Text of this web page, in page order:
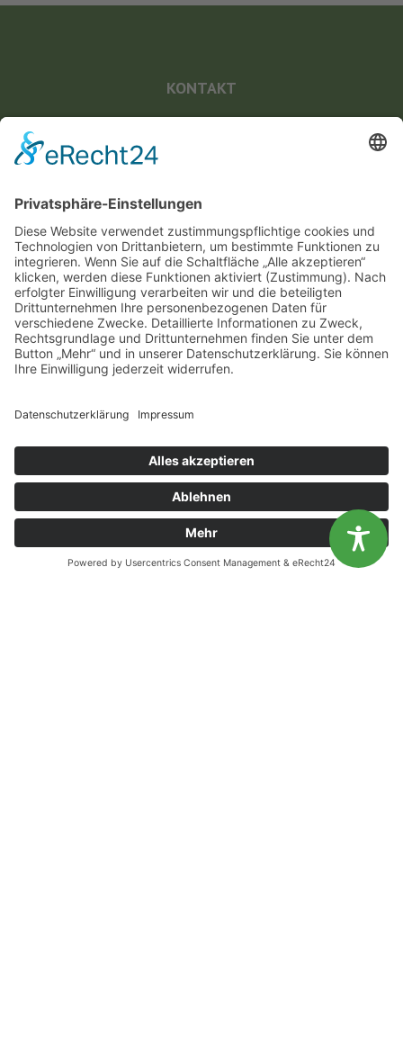
KONTAKT
Mecklenburg-Vorpommern e. V.
19053 Schwerin
info@lvg-mv.de
0385 2007 386 0
DATENSCHUTZ
IMPRESSUM
Unsere Öffnungszeiten
9:00 - 12:00 Uhr | 13:00 - 15:00 Uhr
9:00 - 12:00 Uhr | 13:00 - 15:00 Uhr
Diese Website benutzt Cookies. Wenn du die Website weiter
nutzt, gehen wir von deinem Einverständnis aus.
OK
Nein